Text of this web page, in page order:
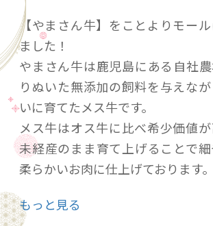
【やまさん牛】をことよりモー
ました！
やまさん牛は鹿児島にある自社
りぬいた無添加の飼料を与えな
いに育てたメス牛です。
メス牛はオス牛に比べ希少価値
未経産のまま育て上げることで
柔らかいお肉に仕上げております。
赤身が特徴的です。
もっと見る